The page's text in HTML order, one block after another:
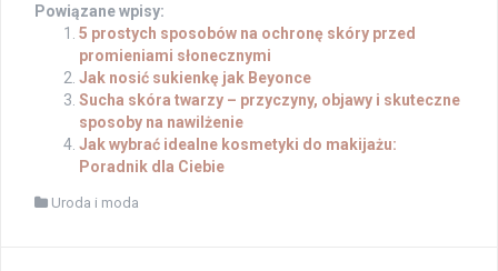
Powiązane wpisy:
5 prostych sposobów na ochronę skóry przed
promieniami słonecznymi
Jak nosić sukienkę jak Beyonce
Sucha skóra twarzy – przyczyny, objawy i skuteczne
sposoby na nawilżenie
Jak wybrać idealne kosmetyki do makijażu:
Poradnik dla Ciebie
Uroda i moda